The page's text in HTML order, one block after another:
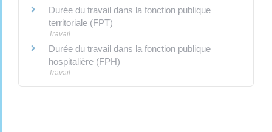
Durée du travail dans la fonction publique
territoriale (FPT)
Travail
Durée du travail dans la fonction publique
hospitalière (FPH)
Travail